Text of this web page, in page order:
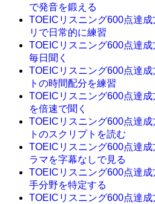
で発音を鍛える
TOEICリスニング600点達
リで日常的に練習
TOEICリスニング600点達
毎日聞く
TOEICリスニング600点達
トの時間配分を練習
TOEICリスニング600点達
を倍速で聞く
TOEICリスニング600点達
トのスクリプトを読む
TOEICリスニング600点達
ラマを字幕なしで見る
TOEICリスニング600点達
手分野を特定する
TOEICリスニング600点達